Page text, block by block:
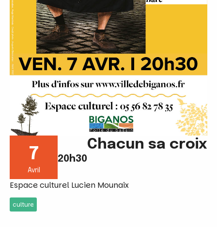
7
Avril
20h30
Chacun sa croix
Espace culturel Lucien Mounaix
culture